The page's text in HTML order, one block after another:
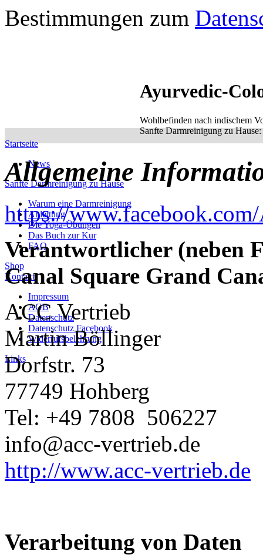
Bestimmungen zum
Ayurvedic-
Wohlbefinden nach indischem
Sanfte Darmreinigung zu
Startseite
News
Sanfte Darmreinigung zu Hause
Warum eine Darmreinigung
Anleitung
Die Yoga-Übungen
Das Buch zur Kur
FAQ
Shop
Kontakt
Impressum
AGB
Datenschutz
Datenschutz Facebook
Widerrufsbelehrung
Links
Allgemeine
https://
Verantwortlicher (neben
Canal Square Grand
ACC Vertrieb
Martin Böllinger
Dorfstr. 73
77749 Hohberg
Tel: +49 7808 506227
info@acc-vertrieb.de
http://www.acc-vertrieb.de
Verarbeitung von Daten